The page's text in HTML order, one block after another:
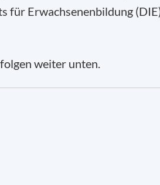
für Erwachsenenbildung
weiter unten.